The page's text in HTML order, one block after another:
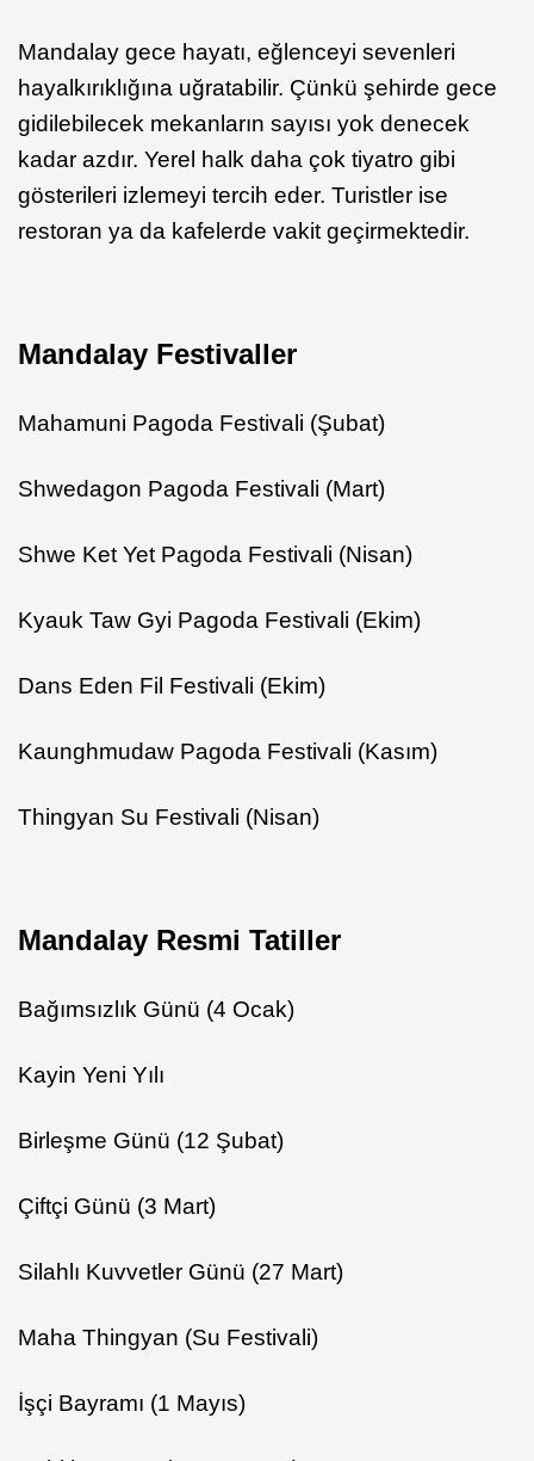
Mandalay gece hayatı, eğlenceyi sevenleri
hayalkırıklığına uğratabilir. Çünkü şehirde gece
gidilebilecek mekanların sayısı yok denecek
kadar azdır. Yerel halk daha çok tiyatro gibi
gösterileri izlemeyi tercih eder. Turistler ise
restoran ya da kafelerde vakit geçirmektedir.
Mandalay Festivaller
Mahamuni Pagoda Festivali (Şubat)
Shwedagon Pagoda Festivali (Mart)
Shwe Ket Yet Pagoda Festivali (Nisan)
Kyauk Taw Gyi Pagoda Festivali (Ekim)
Dans Eden Fil Festivali (Ekim)
Kaunghmudaw Pagoda Festivali (Kasım)
Thingyan Su Festivali (Nisan)
Mandalay Resmi Tatiller
Bağımsızlık Günü (4 Ocak)
Kayin Yeni Yılı
Birleşme Günü (12 Şubat)
Çiftçi Günü (3 Mart)
Silahlı Kuvvetler Günü (27 Mart)
Maha Thingyan (Su Festivali)
İşçi Bayramı (1 Mayıs)